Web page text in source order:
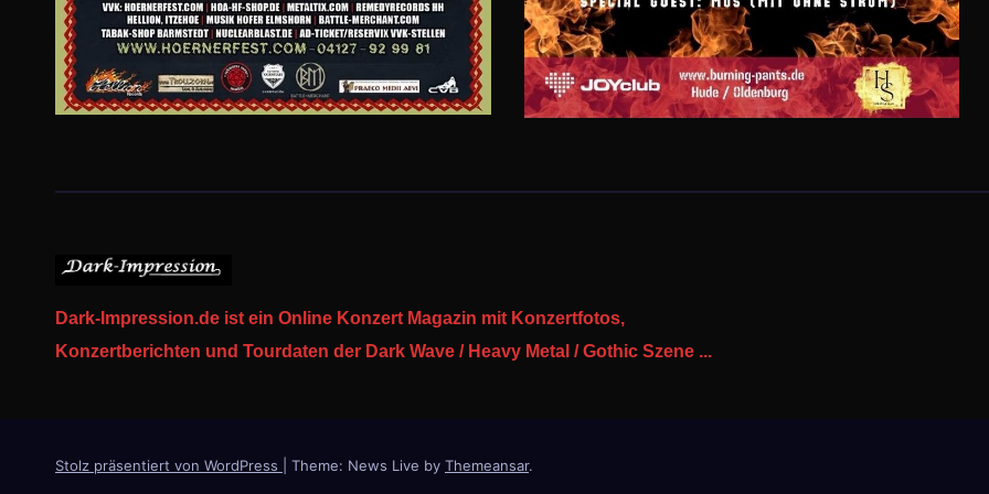
Dark-Impression.de ist ein Online Konzert Magazin mit Konzertfotos,
Konzertberichten und Tourdaten der Dark Wave / Heavy Metal / Gothic Szene ...
Stolz präsentiert von WordPress Theme: News Live by Themeansar.